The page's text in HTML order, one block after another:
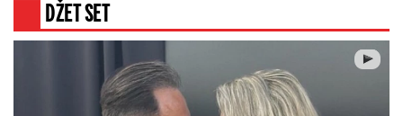
DŽET SET